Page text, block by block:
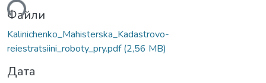
Файли
Kalinichenko_Mahisterska_Kadastrovo-
reiestratsiini_roboty_pry.pdf(2,56 MB)
Дата